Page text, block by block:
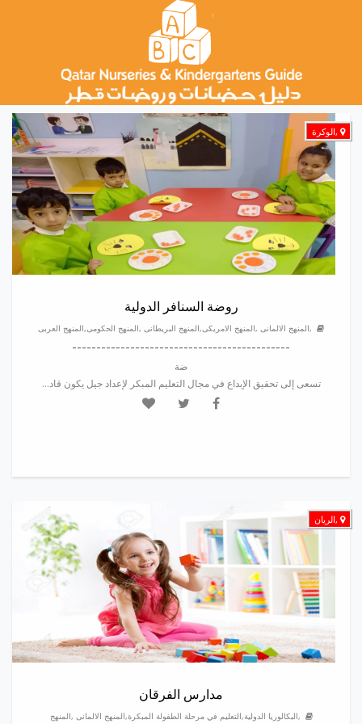
,الوكرة
روضة السنافر الدولية
,المنهج الالمانى ,المنهج الامريكى,المنهج البريطانى ,المنهج الحكومى,المنهج العربى
---------------------------------------------
ضة
تسعى إلى تحقيق الإبداع في مجال التعليم المبكر لإعداد جيل يكون قاد...
,الريان
مدارس الفرقان
,البكالوريا الدولية,التعليم في مرحلة الطفولة المبكرة,المنهج الالمانى ,المنهج